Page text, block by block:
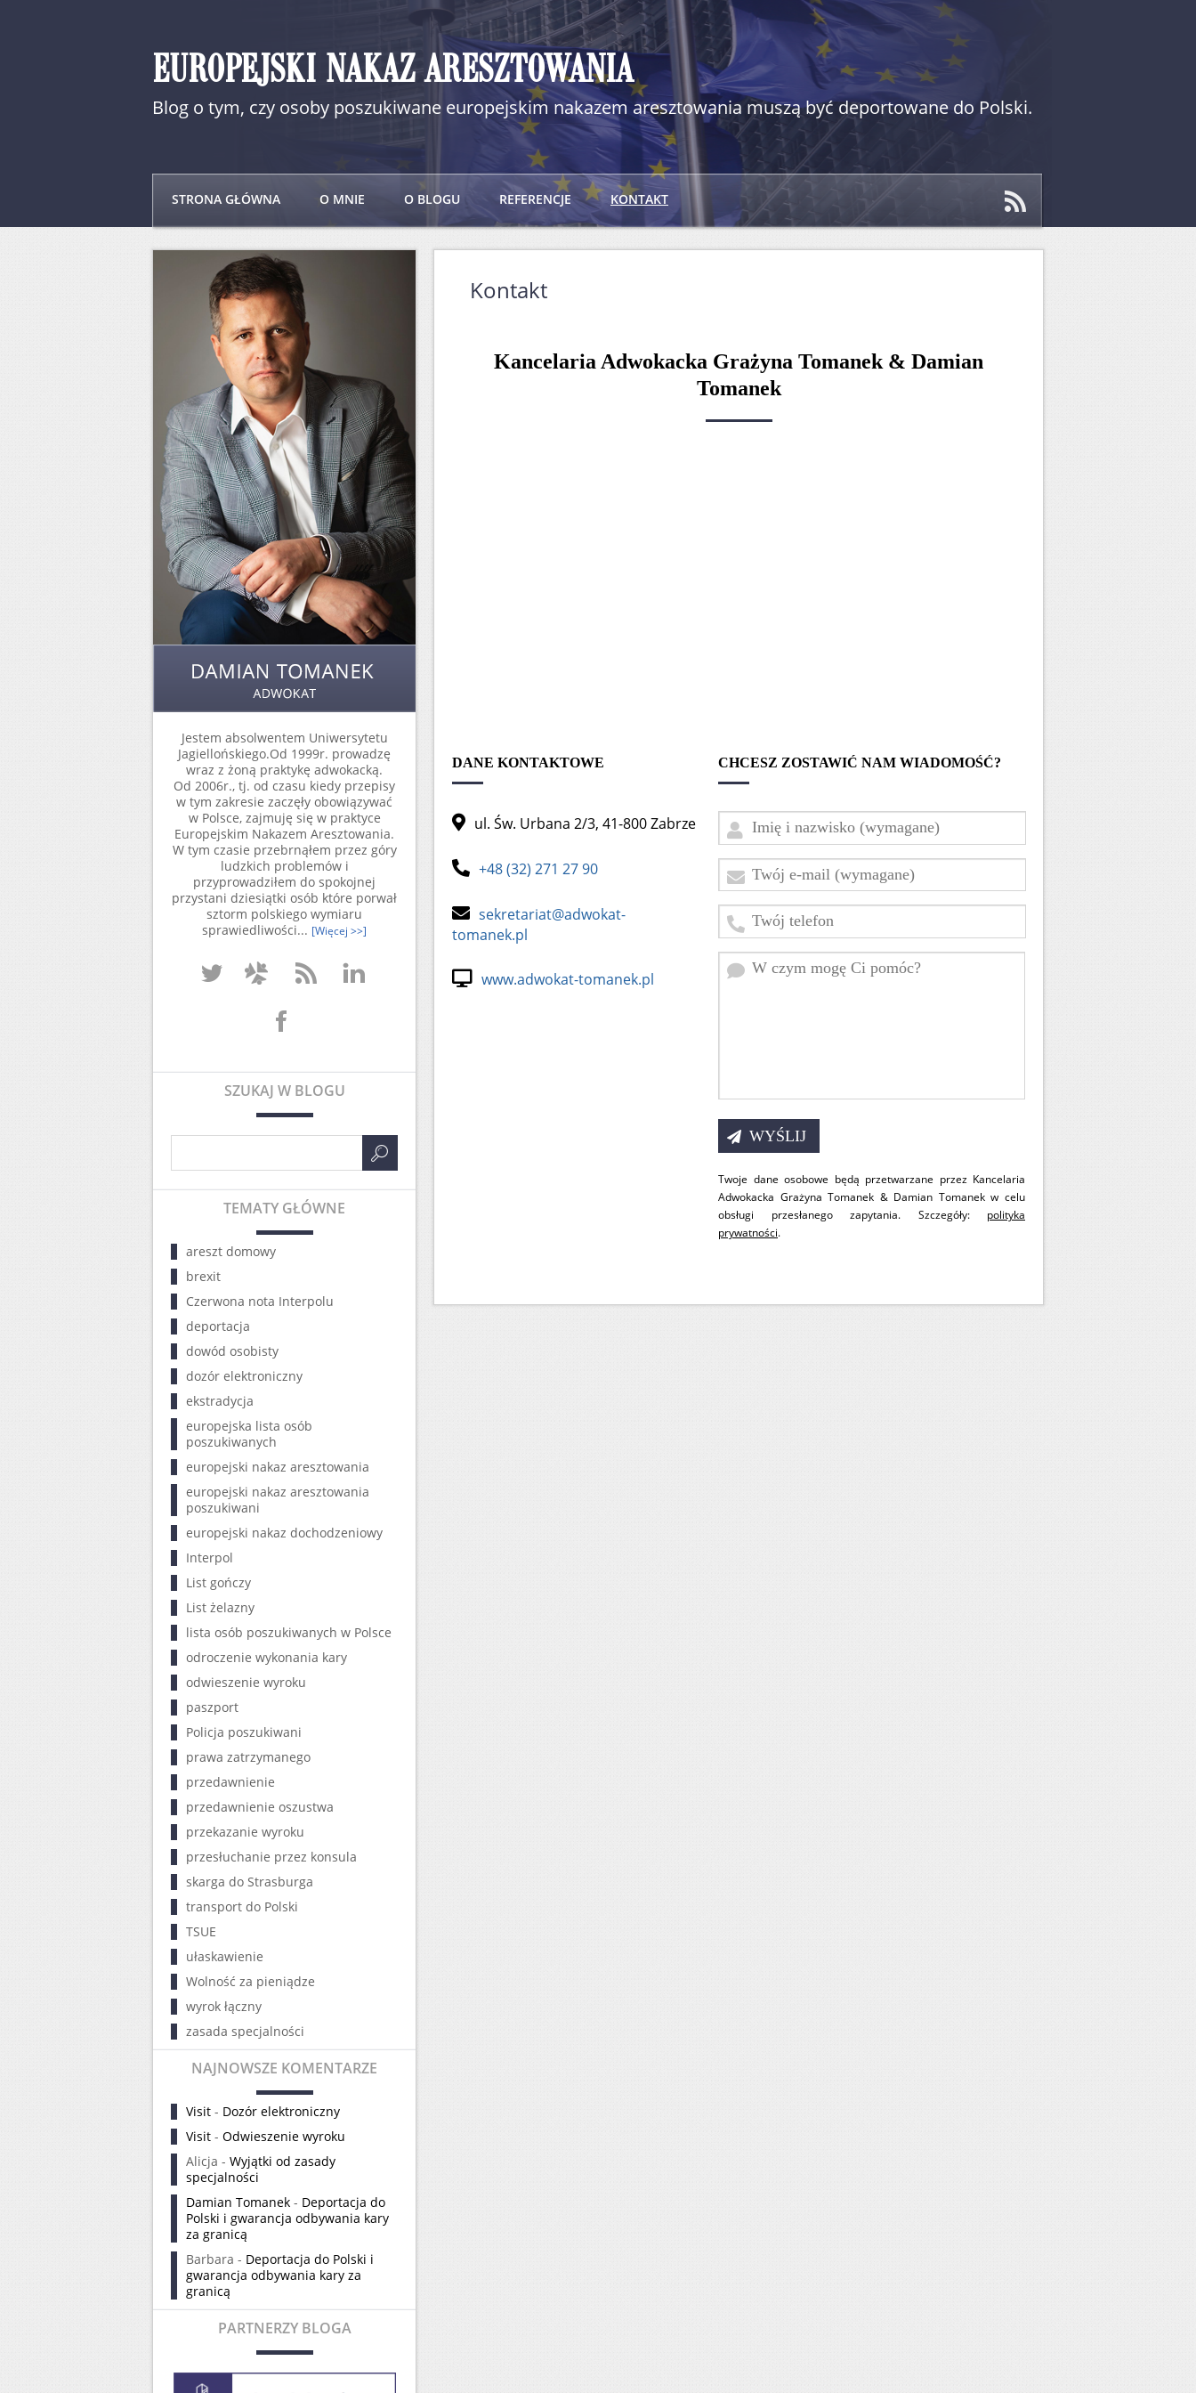
EUROPEJSKI NAKAZ ARESZTOWANIA
Blog o tym, czy osoby poszukiwane europejskim nakazem aresztowania muszą być deportowane do Polski.
STRONA GŁÓWNA O MNIE O BLOGU REFERENCJE KONTAKT
Kontakt
Kancelaria Adwokacka Grażyna Tomanek & Damian
Tomanek
DANE KONTAKTOWE
ul. Św. Urbana 2/3, 41-800 Zabrze
+48 (32) 271 27 90
sekretariat@adwokat-
tomanek.pl
www.adwokat-tomanek.pl
CHCESZ ZOSTAWIĆ NAM WIADOMOŚĆ?
Twoje dane osobowe będą przetwarzane przez Kancelaria
Adwokacka Grażyna Tomanek & Damian Tomanek w celu
obsługi przesłanego zapytania. Szczegóły: polityka
prywatności.
Jestem absolwentem Uniwersytetu
Jagiellońskiego.Od 1999r. prowadzę
wraz z żoną praktykę adwokacką.
Od 2006r., tj. od czasu kiedy przepisy
w tym zakresie zaczęły obowiązywać
w Polsce, zajmuję się w praktyce
Europejskim Nakazem Aresztowania.
W tym czasie przebrnąłem przez góry
ludzkich problemów i
przyprowadziłem do spokojnej
przystani dziesiątki osób które porwał
sztorm polskiego wymiaru
sprawiedliwości... [Więcej >>]
SZUKAJ W BLOGU
TEMATY GŁÓWNE
areszt domowy
brexit
Czerwona nota Interpolu
deportacja
dowód osobisty
dozór elektroniczny
ekstradycja
europejska lista osób
poszukiwanych
europejski nakaz aresztowania
europejski nakaz aresztowania
poszukiwani
europejski nakaz dochodzeniowy
Interpol
List gończy
List żelazny
lista osób poszukiwanych w Polsce
odroczenie wykonania kary
odwieszenie wyroku
paszport
Policja poszukiwani
prawa zatrzymanego
przedawnienie
przedawnienie oszustwa
przekazanie wyroku
przesłuchanie przez konsula
skarga do Strasburga
transport do Polski
TSUE
ułaskawienie
Wolność za pieniądze
wyrok łączny
zasada specjalności
NAJNOWSZE KOMENTARZE
Visit - Dozór elektroniczny
Visit - Odwieszenie wyroku
Alicja - Wyjątki od zasady
specjalności
Damian Tomanek - Deportacja do
Polski i gwarancja odbywania kary
za granicą
Barbara - Deportacja do Polski i
gwarancja odbywania kary za
granicą
PARTNERZY BLOGA